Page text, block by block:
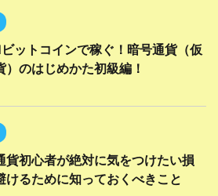
ットコインで稼ぐ！暗号通貨（仮
）のはじめかた初級編！
貨初心者が絶対に気をつけたい損
けるために知っておくべきこと